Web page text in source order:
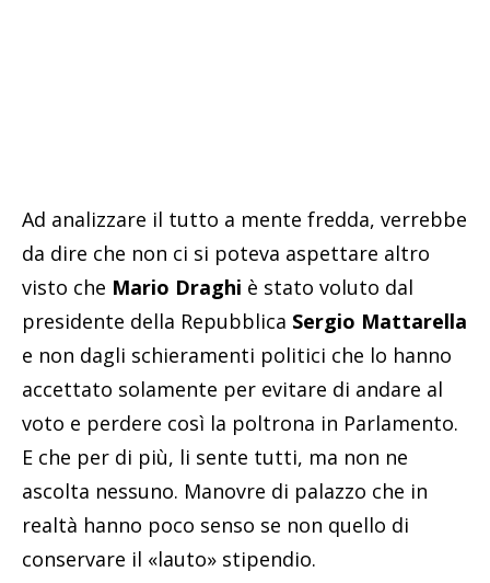
Ad analizzare il tutto a mente fredda, verrebbe
da dire che non ci si poteva aspettare altro
visto che Mario Draghi è stato voluto dal
presidente della Repubblica Sergio Mattarella
e non dagli schieramenti politici che lo hanno
accettato solamente per evitare di andare al
voto e perdere così la poltrona in Parlamento.
E che per di più, li sente tutti, ma non ne
ascolta nessuno. Manovre di palazzo che in
realtà hanno poco senso se non quello di
conservare il «lauto» stipendio.